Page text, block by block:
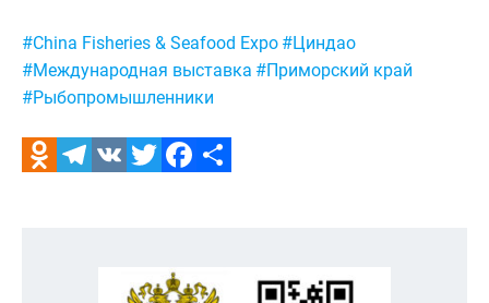
Метки:
#China Fisheries & Seafood Expo #Циндао
#Международная выставка #Приморский край
#Рыбопромышленники